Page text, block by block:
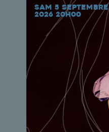
SAM 5 SEPTEMBRE
2026 20H00